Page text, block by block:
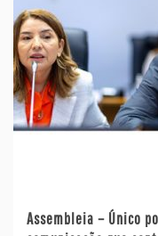
Assembleia – Único